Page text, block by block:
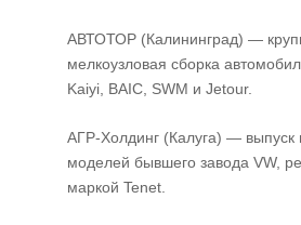
АВТОТОР (Калининград) —
мелкоузловая сборка
Kaiyi, BAIC, SWM и Jetour.
АГР-Холдинг (Калуга) — выпуск
моделей бывшего завода VW,
маркой Tenet.